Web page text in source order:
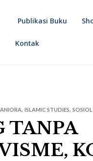
Publikasi Buku
Kontak
, ISLAMIC STUDIES,
TANPA